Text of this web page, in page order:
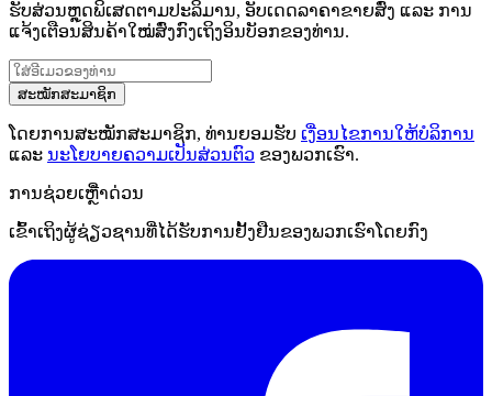
ຮັບສ່ວນຫຼຸດພິເສດຕາມປະລິມານ, ອັບເດດລາຄາຂາຍສົ່ງ ແລະ ການ
ແຈ້ງເຕືອນສິນຄ້າໃໝ່ສົ່ງກົງເຖິງອິນບັອກຂອງທ່ານ.
ສະໝັກສະມາຊິກ
ໂດຍການສະໝັກສະມາຊິກ, ທ່ານຍອມຮັບ ເງື່ອນໄຂການໃຫ້ບໍລິການ
ແລະ ນະໂຍບາຍຄວາມເປັນສ່ວນຕົວ ຂອງພວກເຮົາ.
ການຊ່ວຍເຫຼືໍາດ່ວນ
ເຂົ້າເຖິງຜູ້ຊ່ຽວຊານທີ່ໄດ້ຮັບການຢັ້ງຢືນຂອງພວກເຮົາໂດຍກົງ